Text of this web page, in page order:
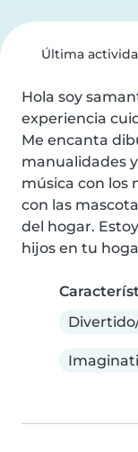
Última
Hola soy
experiencia
Me encanta
manualidades
música con los
con las
del hogar.
hijos en tu